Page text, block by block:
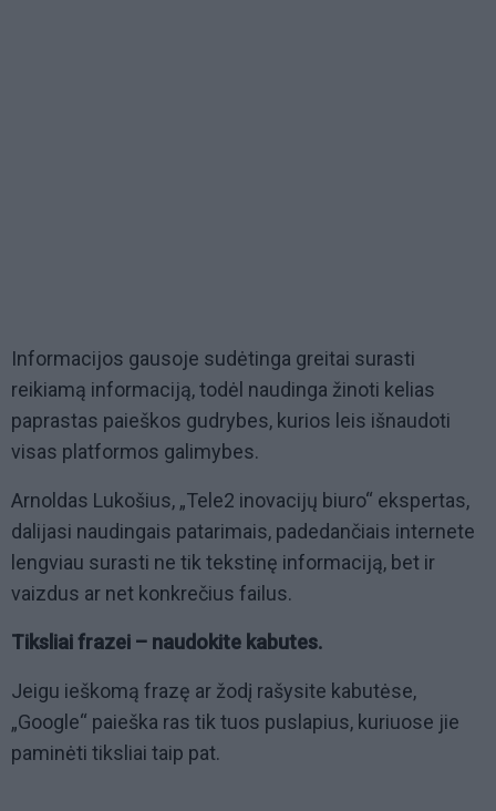
Informacijos gausoje sudėtinga greitai surasti
reikiamą informaciją, todėl naudinga žinoti kelias
paprastas paieškos gudrybes, kurios leis išnaudoti
visas platformos galimybes.
Arnoldas Lukošius, „Tele2 inovacijų biuro“ ekspertas,
dalijasi naudingais patarimais, padedančiais internete
lengviau surasti ne tik tekstinę informaciją, bet ir
vaizdus ar net konkrečius failus.
Tiksliai frazei – naudokite kabutes.
Jeigu ieškomą frazę ar žodį rašysite kabutėse,
„Google“ paieška ras tik tuos puslapius, kuriuose jie
paminėti tiksliai taip pat.